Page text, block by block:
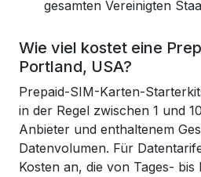
gesamten Vereinigten
Wie viel kostet eine
Portland, USA?
Prepaid-SIM-Karten-
in der Regel zwischen 1 und
Anbieter und enthaltenem
Datenvolumen. Für
Kosten an, die von Tages-